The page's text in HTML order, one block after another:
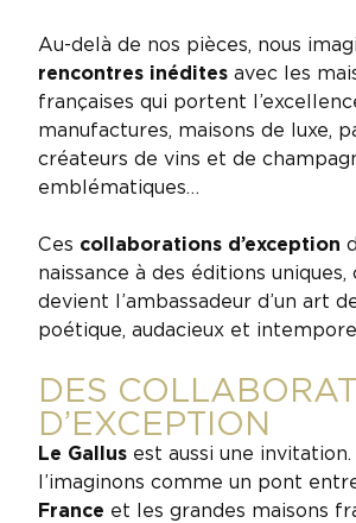
Au-delà de nos pièces, nous
rencontres inédites avec les
françaises qui portent
manufactures, maisons de luxe,
créateurs de vins et de
emblématiques…
Ces collaborations d’exception
naissance à des éditions uniques,
devient l’ambassadeur d’un art
poétique, audacieux et
DES
D’EXCEPTION
Le Gallus est aussi une invitation.
l’imaginons comme un pont
France et les grandes maisons